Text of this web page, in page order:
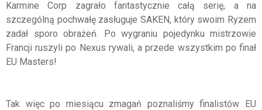
Karmine Corp zagrało fantastycznie całą serię, a na
szczególną pochwałę zasługuje SAKEN, który swoim Ryzem
zadał sporo obrażeń. Po wygraniu pojedynku mistrzowie
Francji ruszyli po Nexus rywali, a przede wszystkim po finał
EU Masters!
Tak więc po miesiącu zmagań poznaliśmy finalistów EU